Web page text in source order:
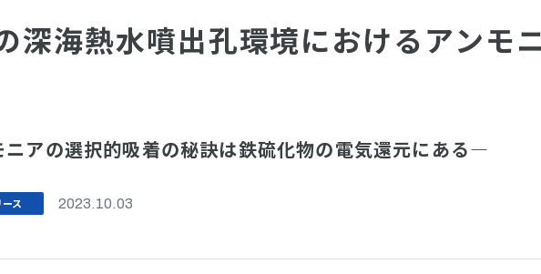
深海熱水噴出孔環境におけるアンモ
アの選択的吸着の秘訣は鉄硫化物の電気還元にある―
ス 2023.10.03